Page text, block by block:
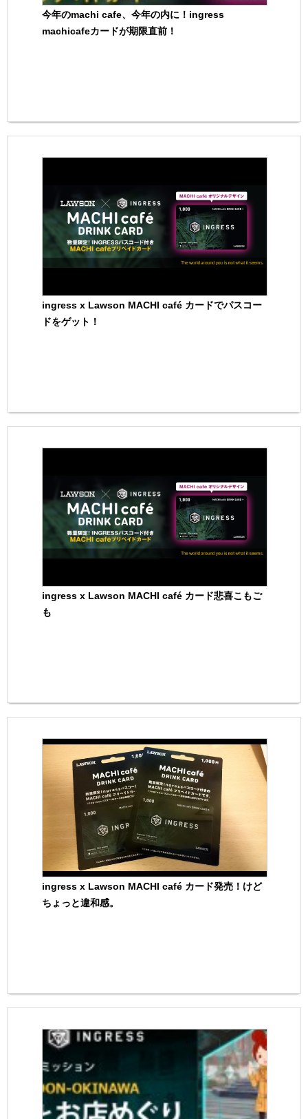
今年のmachi cafe、今年の内に！ingress
machicafeカードが期限直前！
ingress x Lawson MACHI café カードでパスコー
ドをゲット！
ingress x Lawson MACHI café カード悲喜こもご
も
ingress x Lawson MACHI café カード発売！けど
ちょっと違和感。